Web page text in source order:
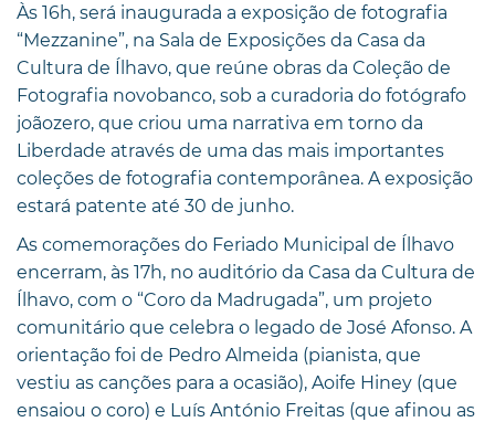
Às 16h, será inaugurada a exposição de fotografia
“Mezzanine”, na Sala de Exposições da Casa da
Cultura de Ílhavo, que reúne obras da Coleção de
Fotografia novobanco, sob a curadoria do fotógrafo
joãozero, que criou uma narrativa em torno da
Liberdade através de uma das mais importantes
coleções de fotografia contemporânea. A exposição
estará patente até 30 de junho.
As comemorações do Feriado Municipal de Ílhavo
encerram, às 17h, no auditório da Casa da Cultura de
Ílhavo, com o “Coro da Madrugada”, um projeto
comunitário que celebra o legado de José Afonso. A
orientação foi de Pedro Almeida (pianista, que
vestiu as canções para a ocasião), Aoife Hiney (que
ensaiou o coro) e Luís António Freitas (que afinou as